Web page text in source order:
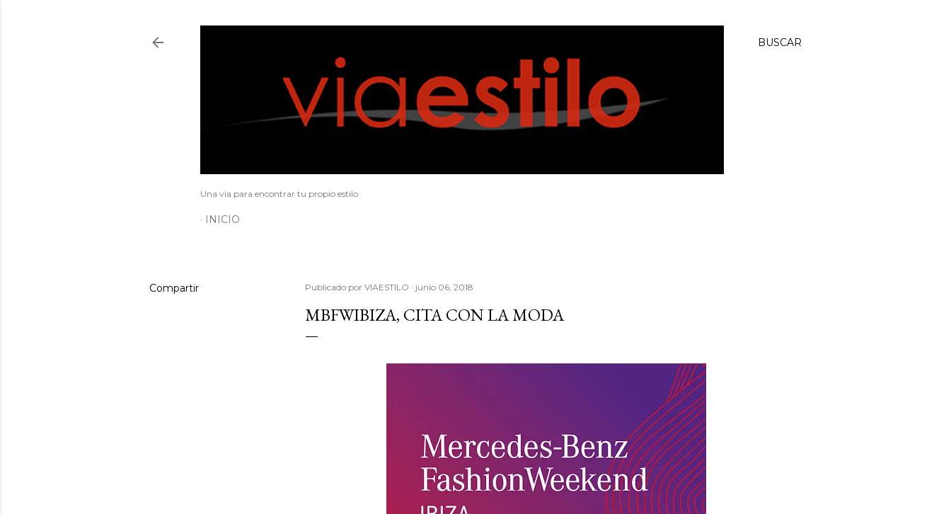
BUSCAR
Una vía para encontrar tu propio estilo
INICIO
Compartir Publicado por VIAESTILO junio 06, 2018
MBFWIBIZA, CITA CON LA MODA